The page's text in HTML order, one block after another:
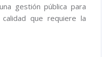
gestión pública para
que requiere la